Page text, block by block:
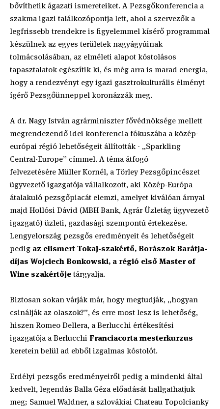
bővíthetik ágazati ismereteiket. A Pezsgőkonferencia a
szakma igazi találkozópontja lett, ahol a szervezők a
legfrissebb trendekre is figyelemmel kísérő programmal
készülnek az egyes területek nagyágyúinak
tolmácsolásában, az elméleti alapot kóstolásos
tapasztalatok egészítik ki, és még arra is marad energia,
hogy a rendezvényt egy igazi gasztrokulturális élményt
ígérő Pezsgőünneppel koronázzák meg.
A dr. Nagy István agrárminiszter fővédnöksége mellett
megrendezendő idei konferencia fókuszába a közép-
európai régió lehetőségeit állították - „Sparkling
Central-Europe” címmel. A téma átfogó
felvezetésére Müller Kornél, a Törley Pezsgőpincészet
ügyvezető igazgatója vállalkozott, aki Közép-Európa
átalakuló pezsgőpiacát elemzi, amelyet kiválóan árnyal
majd Hollósi Dávid (MBH Bank, Agrár Üzletág ügyvezető
igazgató) üzleti, gazdasági szempontú értekezése.
Lengyelország pezsgős eredményeit és lehetőségeit
pedig az elismert Tokaj-szakértő, Borászok Barátja-
díjas Wojciech Bonkowski, a régió első Master of
Wine szakértőjetárgyalja.
Biztosan sokan várják már, hogy megtudják, „hogyan
csinálják az olaszok?”, és erre most lesz is lehetőség,
hiszen Romeo Dellera, a Berlucchi értékesítési
igazgatója a Berlucchi Franciacorta mesterkurzus
keretein belül ad ebből izgalmas kóstolót.
Erdélyi pezsgős eredményeiről pedig a mindenki által
kedvelt, legendás Balla Géza előadását hallgathatjuk
meg; Samuel Waldner, a szlovákiai Chateau Topolcianky